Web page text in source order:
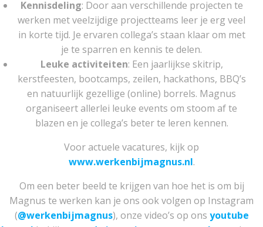
Kennisdeling: Door aan verschillende projecten te
werken met veelzijdige projectteams leer je erg veel
in korte tijd. Je ervaren collega’s staan klaar om met
je te sparren en kennis te delen.
Leuke activiteiten: Een jaarlijkse skitrip,
kerstfeesten, bootcamps, zeilen, hackathons, BBQ’s
en natuurlijk gezellige (online) borrels. Magnus
organiseert allerlei leuke events om stoom af te
blazen en je collega’s beter te leren kennen.
Voor actuele vacatures, kijk op
www.werkenbijmagnus.nl.
Om een beter beeld te krijgen van hoe het is om bij
Magnus te werken kan je ons ook volgen op Instagram
(@werkenbijmagnus), onze video’s op ons youtube